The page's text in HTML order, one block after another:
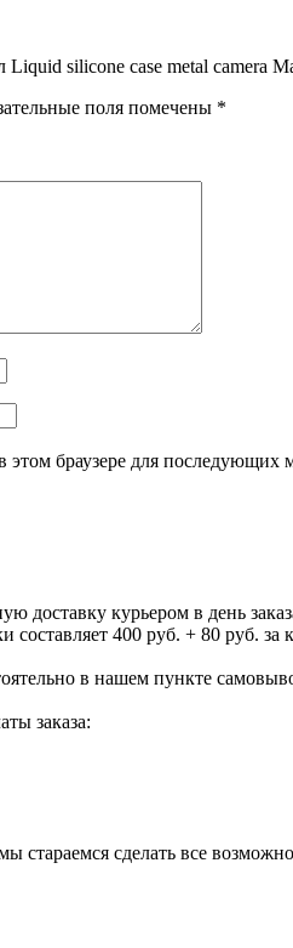
silicone case metal camera
поля помечены *
этом браузере для последующих
курьером в день
составляет 400 руб. + 80 руб.
в нашем пункте
заказа:
сделать все